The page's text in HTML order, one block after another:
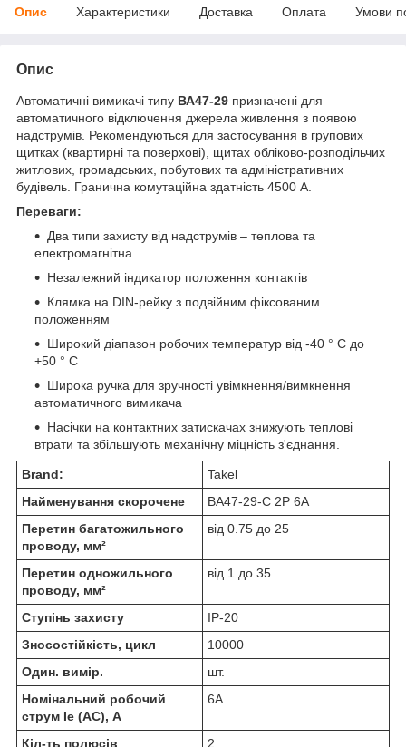
Опис Характеристики Доставка Оплата Умови
Опис
Автоматичні вимикачі типу ВА47-29 призначені для
автоматичного відключення джерела живлення з появою
надструмів. Рекомендуються для застосування в групових
щитках (квартирні та поверхові), щитах обліково-розподільчих
житлових, громадських, побутових та адміністративних
будівель. Гранична комутаційна здатність 4500 А.
Переваги:
Два типи захисту від надструмів – теплова та
електромагнітна.
Незалежний індикатор положення контактів
Клямка на DIN-рейку з подвійним фіксованим
положенням
Широкий діапазон робочих температур від -40 ° С до
+50 ° С
Широка ручка для зручності увімкнення/вимкнення
автоматичного вимикача
Насічки на контактних затискачах знижують теплові
втрати та збільшують механічну міцність з'єднання.
Brand:
Takel
Найменування скорочене
ВА47-29-С 2Р 6А
Перетин багатожильного
проводу, мм²
від 0.75 до 25
Перетин одножильного
проводу, мм²
від 1 до 35
Ступінь захисту
IP-20
Зносостійкість, цикл
10000
Один. вимір.
шт.
Номінальний робочий
струм Ie (AC), А
6А
Кіл-ть полюсів 2